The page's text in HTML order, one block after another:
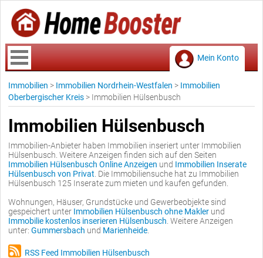
Mein Konto
Immobilien > Immobilien Nordrhein-Westfalen > Immobilien
Oberbergischer Kreis > Immobilien Hülsenbusch
Immobilien Hülsenbusch
Immobilien-Anbieter haben Immobilien inseriert unter Immobilien
Hülsenbusch. Weitere Anzeigen finden sich auf den Seiten
Immobilien Hülsenbusch Online Anzeigen und Immobilien Inserate
Hülsenbusch von Privat . Die Immobiliensuche hat zu Immobilien
Hülsenbusch 125 Inserate zum mieten und kaufen gefunden.
Wohnungen, Häuser, Grundstücke und Gewerbeobjekte sind
gespeichert unter Immobilien Hülsenbusch ohne Makler und
Immobilie kostenlos inserieren Hülsenbusch . Weitere Anzeigen
unter: Gummersbach und Marienheide
RSS Feed Immobilien Hülsenbusch